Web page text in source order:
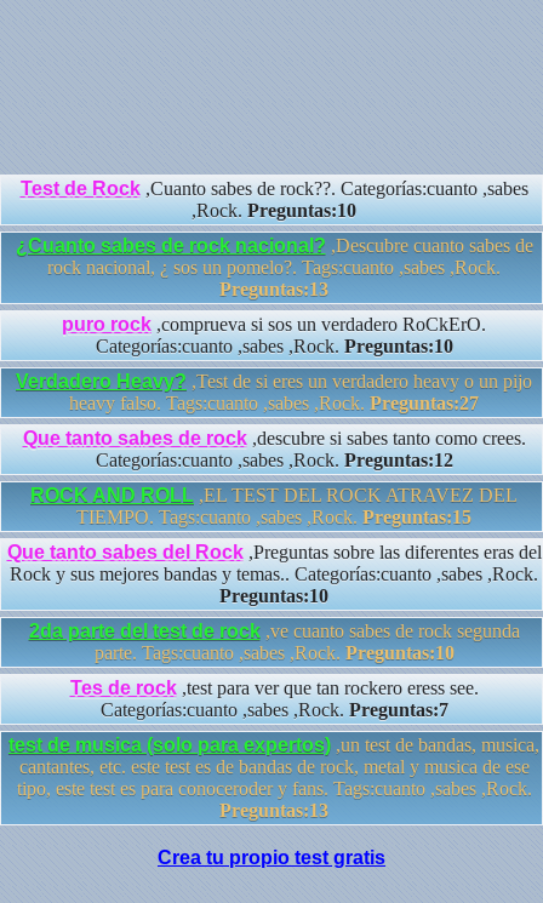
Test de Rock,Cuanto sabes de rock??. Categorías:cuanto ,sabes
,Rock. Preguntas:10
¿Cuanto sabes de rock nacional? ,Descubre cuanto sabes de
rock nacional, ¿ sos un pomelo?. Tags:cuanto ,sabes ,Rock.
Preguntas:13
puro rock ,comprueva si sos un verdadero RoCkErO.
Categorías:cuanto ,sabes ,Rock.Preguntas:10
Verdadero Heavy? ,Test de si eres un verdadero heavy o un pijo
heavy falso. Tags:cuanto ,sabes ,Rock. Preguntas:27
Que tanto sabes de rock,descubre si sabes tanto como crees.
Categorías:cuanto ,sabes ,Rock. Preguntas:12
ROCK AND ROLL ,EL TEST DEL ROCK ATRAVEZ DEL
TIEMPO. Tags:cuanto ,sabes ,Rock. Preguntas:15
Que tanto sabes del Rock,Preguntas sobre las diferentes eras del
Rock y sus mejores bandas y temas.. Categorías:cuanto ,sabes ,Rock.
Preguntas:10
2da parte del test de rock,ve cuanto sabes de rock segunda
parte. Tags:cuanto ,sabes ,Rock. Preguntas:10
Tes de rock,test para ver que tan rockero eress see.
Categorías:cuanto ,sabes ,Rock. Preguntas:7
test de musica (solo para expertos) ,un test de bandas, musica,
cantantes, etc. este test es de bandas de rock, metal y musica de ese
tipo, este test es para conoceroder y fans. Tags:cuanto ,sabes ,Rock.
Preguntas:13
Crea tu propio test gratis